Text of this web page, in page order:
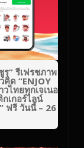
” รีเฟรชภาพ
ด “ENJOY
ไทยทุกเจเนอ
เกอร์ไลน์
ฟรี วันนี้ – 26